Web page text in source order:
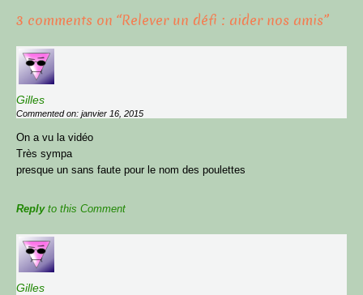
3 comments on “Relever un défi : aider nos amis”
Gilles
Commented on: janvier 16, 2015
On a vu la vidéo
Très sympa
presque un sans faute pour le nom des poulettes
Replyto this Comment
Gilles